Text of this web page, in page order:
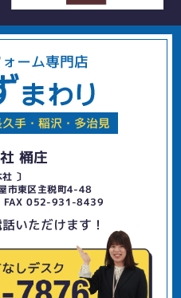
ーム専門店
手・稲沢・多治見
桶庄
社 〕
市東区主税町4-48
052-931-8439
いただけます！